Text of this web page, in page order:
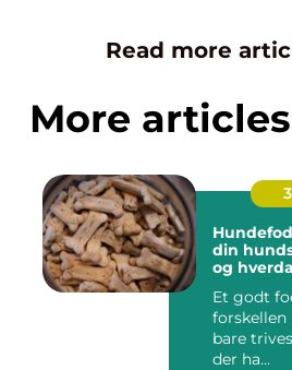
Read more
More articles
din
og
Et godt
forskellen
bare
der ha...